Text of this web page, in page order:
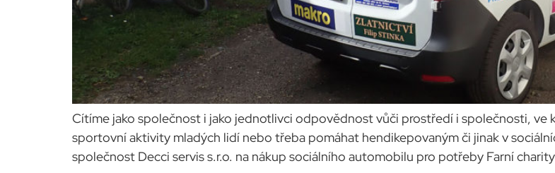
Cítíme jako společnost i jako jednotlivci odpovědnost vůči prostředí i společnosti,
sportovní aktivity mladých lidí nebo třeba pomáhat hendikepovaným či jinak v
společnost Decci servis s.r.o. na nákup sociálního automobilu pro potřeby Farní